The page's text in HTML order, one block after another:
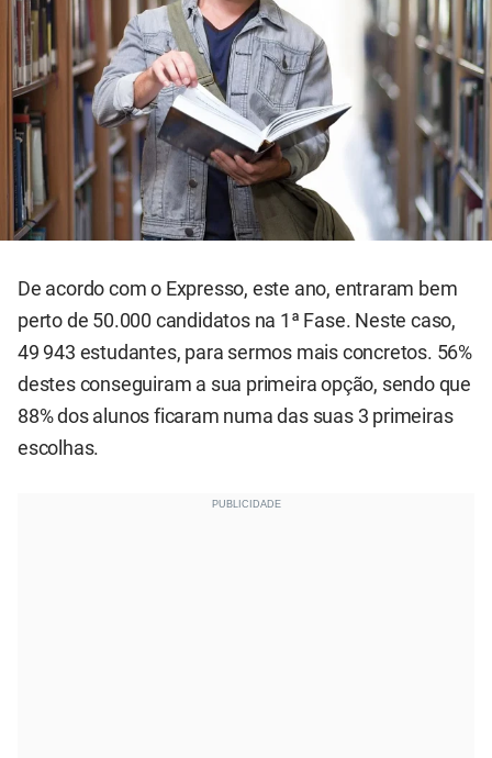
De acordo com o Expresso, este ano, entraram bem
perto de 50.000 candidatos na 1ª Fase. Neste caso,
49 943 estudantes, para sermos mais concretos. 56%
destes conseguiram a sua primeira opção, sendo que
88% dos alunos ficaram numa das suas 3 primeiras
escolhas.